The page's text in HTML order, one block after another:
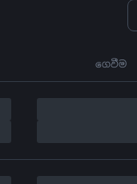
ගෙවීම